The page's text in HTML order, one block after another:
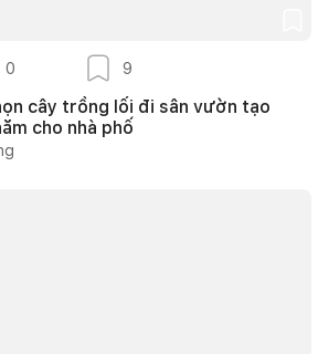
0 9
cây trồng lối đi sân vườn tạo
cho nhà phố